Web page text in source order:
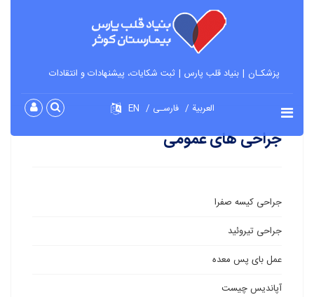
پزشکـان بنیاد قلب پارس ثبت شکایات، پیشنهادات و انتقادات
العربية فارسـی EN
جراحی های عمومی
جراحی کیسه صفرا
جراحی تیروئید
عمل بای پس معده
آپاندیس چیست